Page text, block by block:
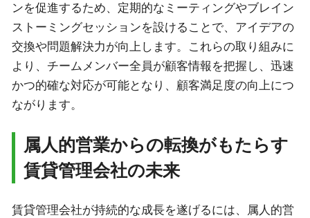
ンを促進するため、定期的なミーティングやブレイン
ストーミングセッションを設けることで、アイデアの
交換や問題解決力が向上します。これらの取り組みに
より、チームメンバー全員が顧客情報を把握し、迅速
かつ的確な対応が可能となり、顧客満足度の向上につ
ながります。
属人的営業からの転換がもたらす
賃貸管理会社の未来
賃貸管理会社が持続的な成長を遂げるには、属人的営